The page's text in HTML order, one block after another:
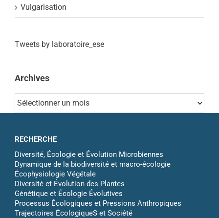
Vulgarisation
Tweets by laboratoire_ese
Archives
Archives
RECHERCHE
Diversité, Écologie et Évolution Microbiennes
Dynamique de la biodiversité et macro-écologie
Écophysiologie Végétale
Diversité et Évolution des Plantes
Génétique et Écologie Évolutives
Processus Écologiques et Pressions Anthropiques
Trajectoires ÉcologiqueS et Société